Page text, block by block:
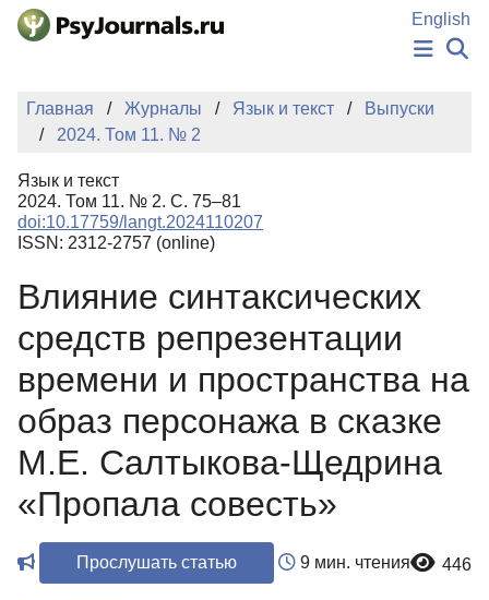
Перейти к основному содержанию
English
НОВОСТИ
БАЗА ЗНАНИЙ
КЛЮЧЕВЫЕ СЛОВА
Регистрация
Главная Журналы Язык и текст
Выпуски
2024. Том 11. № 2
Язык и текст
2024. Том 11. № 2. С. 75–81
doi:10.17759/langt.2024110207
ISSN: 2312-2757 (online)
Влияние синтаксических
средств репрезентации
времени и пространства на
образ персонажа в сказке
М.Е. Салтыкова-Щедрина
«Пропала совесть»
Прослушать статью 9 мин. чтения 446